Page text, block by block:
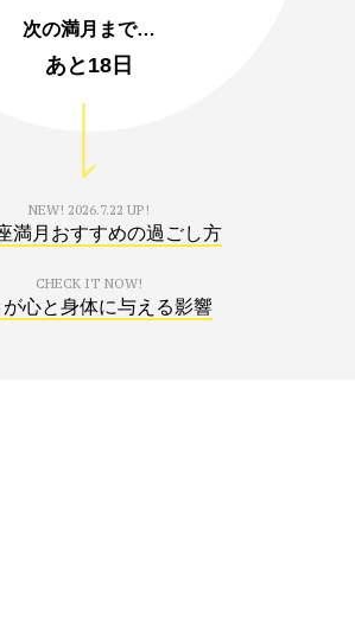
次の満月まで…
あと 18日
NEW! 2026.7.22 UP!
満月おすすめの過ごし方
CHECK IT NOW!
心と身体に与える影響